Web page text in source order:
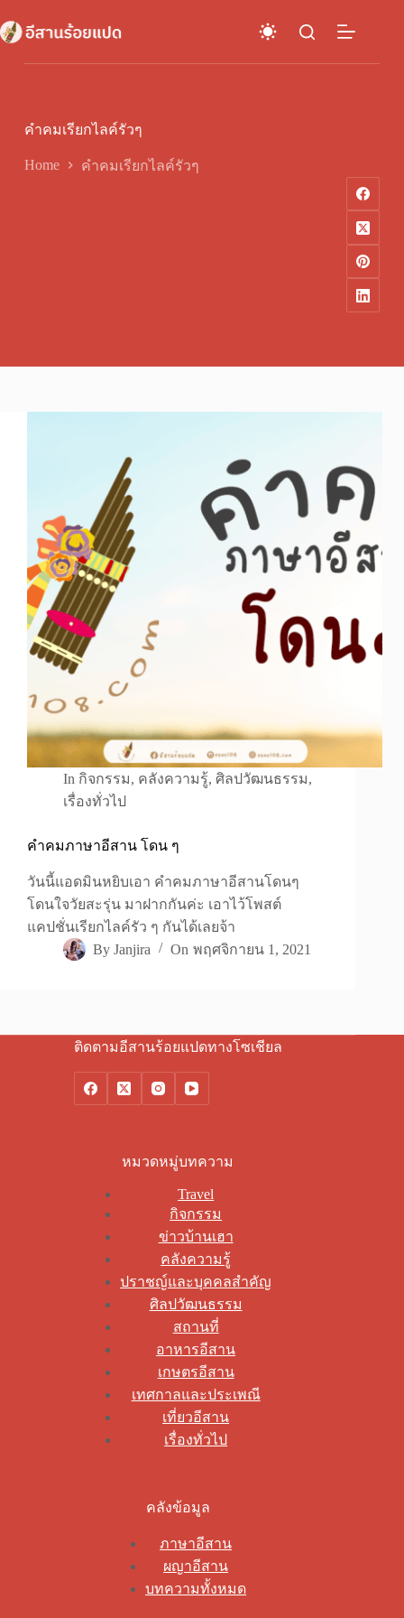
to
content
คำคมเรียกไลค์รัวๆ
Home คำคมเรียกไลค์รัวๆ
In กิจกรรม, คลังความรู้,ศิลปวัฒนธรรม,
เรื่องทั่วไป
คำคมภาษาอีสาน โดน ๆ
วันนี้แอดมินหยิบเอา คำคมภาษาอีสานโดนๆ
โดนใจวัยสะรุ่น มาฝากกันค่ะ เอาไว้โพสต์
แคปชั่นเรียกไลค์รัว ๆ กันได้เลยจ้า
By Janjira On พฤศจิกายน 1, 2021
ติดตามอีสานร้อยแปดทางโซเชียล
หมวดหมู่บทความ
Travel
กิจกรรม
ข่าวบ้านเฮา
คลังความรู้
ปราชญ์และบุคคลสำคัญ
ศิลปวัฒนธรรม
สถานที่
อาหารอีสาน
เกษตรอีสาน
เทศกาลและประเพณี
เที่ยวอีสาน
เรื่องทั่วไป
คลังข้อมูล
ภาษาอีสาน
ผญาอีสาน
บทความทั้งหมด